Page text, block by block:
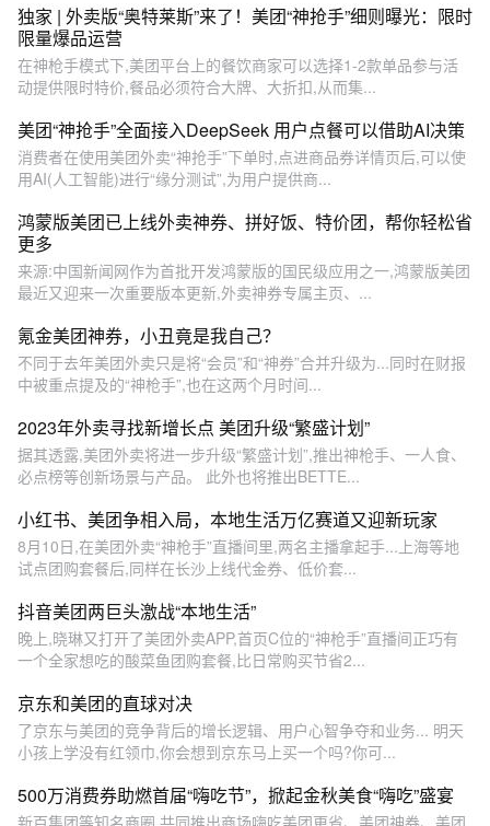
独家 | 外卖版“奥特莱斯”来了！美团“神抢手”细则曝光：限时
限量爆品运营
在神枪手模式下,美团平台上的餐饮商家可以选择1-2款单品参与活
动提供限时特价,餐品必须符合大牌、大折扣,从而集...
美团“神抢手”全面接入DeepSeek 用户点餐可以借助AI决策
消费者在使用美团外卖“神抢手”下单时,点进商品券详情页后,可以使
用AI(人工智能)进行“缘分测试”,为用户提供商...
鸿蒙版美团已上线外卖神券、拼好饭、特价团，帮你轻松省
更多
来源:中国新闻网作为首批开发鸿蒙版的国民级应用之一,鸿蒙版美团
最近又迎来一次重要版本更新,外卖神券专属主页、...
氪金美团神券，小丑竟是我自己？
不同于去年美团外卖只是将“会员”和“神券”合并升级为...同时在财报
中被重点提及的“神枪手”,也在这两个月时间...
2023年外卖寻找新增长点 美团升级“繁盛计划”
据其透露,美团外卖将进一步升级“繁盛计划”,推出神枪手、一人食、
必点榜等创新场景与产品。 此外也将推出BETTE...
小红书、美团争相入局，本地生活万亿赛道又迎新玩家
8月10日,在美团外卖“神枪手”直播间里,两名主播拿起手...上海等地
试点团购套餐后,同样在长沙上线代金券、低价套...
抖音美团两巨头激战“本地生活”
晚上,晓琳又打开了美团外卖APP,首页C位的“神枪手”直播间正巧有
一个全家想吃的酸菜鱼团购套餐,比日常购买节省2...
京东和美团的直球对决
了京东与美团的竞争背后的增长逻辑、用户心智争夺和业务... 明天
小孩上学没有红领巾,你会想到京东马上买一个吗?你可...
500万消费券助燃首届“嗨吃节”，掀起金秋美食“嗨吃”盛宴
新百集团等知名商圈,共同推出商场嗨吃美团更省、美团神券、美团